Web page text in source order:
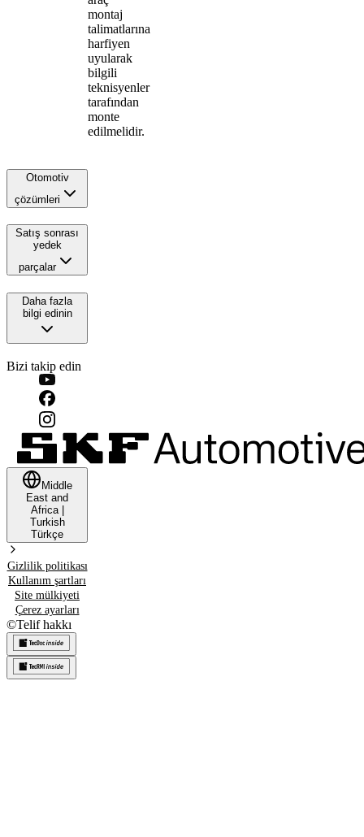
montaj
talimatlarına
harfiyen
uyularak
bilgili
teknisyenler
tarafından
monte
edilmelidir.
Otomotiv
çözümleri
Satış sonrası
yedek
parçalar
Daha fazla
bilgi edinin
Bizi takip edin
Middle
East and
Africa|
Turkish
Türkçe
Gizlilik politikası
Kullanım şartları
Site mülkiyeti
Çerez ayarları
©Telif hakkı